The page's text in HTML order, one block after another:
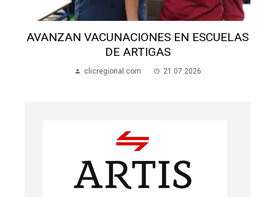
TRÁGICO TEMPORAL EN SALTO DEJA
UNA PERSONA FALLECIDA
clicregional.com 18.07.2026